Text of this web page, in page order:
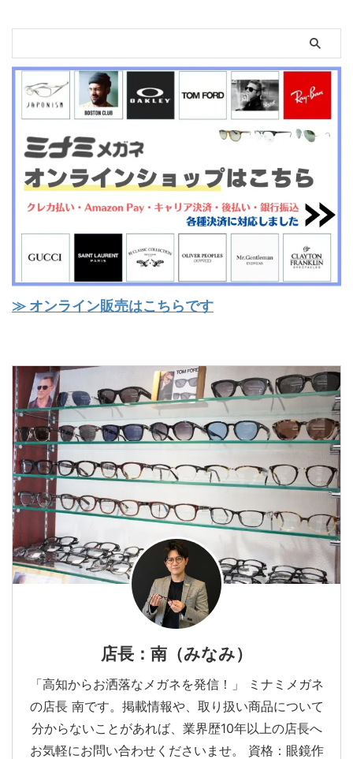
≫ オンライン販売はこちらです
店長：南（みなみ）
「高知からお洒落なメガネを発信！」 ミナミメガネ
の店長 南です。掲載情報や、取り扱い商品について
分からないことがあれば、業界歴10年以上の店長へ
お気軽にお問い合わせくださいませ。 資格：眼鏡作